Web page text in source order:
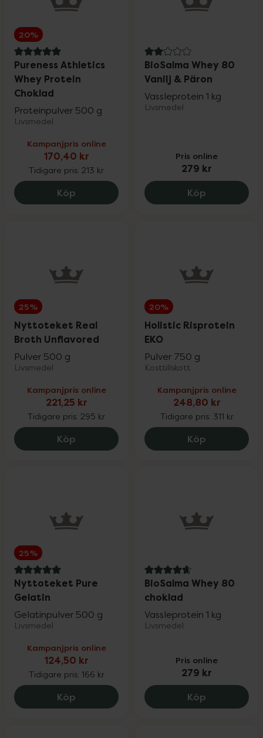
20%
5 av 5 i omdöme
Pureness Athletics
Whey Protein
Choklad
Proteinpulver 500 g
Livsmedel
Kampanjpris online
170,40 kr
Tidigare pris: 213 kr
Köp Pureness Athletics Whey Protein
2 av 5 i omdöme
BioSalma Whey 80
Vanilj & Päron
Vassleprotein 1 kg
Livsmedel
Pris online
279 kr
Köp
25%
Nyttoteket Real
Broth Unflavored
Pulver 500 g
Livsmedel
Kampanjpris online
221,25 kr
Tidigare pris: 295 kr
Köp Nyttoteket Real Broth Unflavored,
20%
Holistic Risprotein
EKO
Pulver 750 g
Kosttillskott
Kampanjpris online
248,80 kr
Tidigare pris: 311 kr
Köp Holistic
25%
5 av 5 i omdöme
Nyttoteket Pure
Gelatin
Gelatinpulver 500 g
Livsmedel
Kampanjpris online
124,50 kr
Tidigare pris: 166 kr
Köp Nyttoteket Pure Gelatin, 124.5 kr.
4.8 av 5 i omdöme
BioSalma Whey 80
choklad
Vassleprotein 1 kg
Livsmedel
Pris online
279 kr
Köp BioSalma